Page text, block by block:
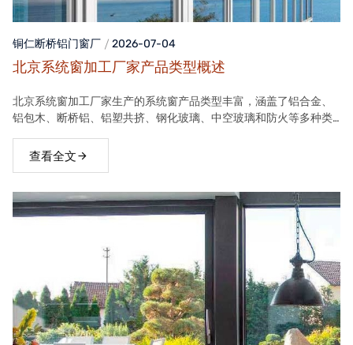
铜仁断桥铝门窗厂 2026-07-04
北京系统窗加工厂家产品类型概述
北京系统窗加工厂家生产的系统窗产品类型丰富，涵盖了铝合金、
铝包木、断桥铝、铝塑共挤、钢化玻璃、中空玻璃和防火等多种类
满足不同客户的需求。
查看全文